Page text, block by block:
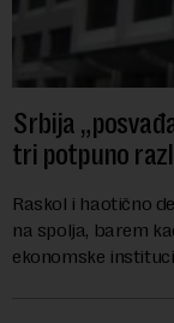
Srbija
tri potpuno
Raskol i haotično
na spolja, barem
ekonomske